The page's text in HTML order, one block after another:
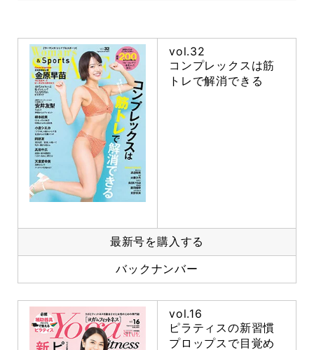
vol.32
コンプレックスは筋
トレで解消できる
最新号を購入する
バックナンバー
vol.16
ピラティスの新習慣
プロップスで目覚め